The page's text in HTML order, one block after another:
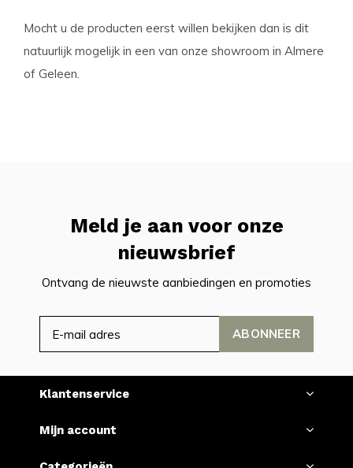
Mocht u de producten eerst willen bekijken dan is dit
natuurlijk mogelijk in een van onze showroom in Almere
of Geleen.
Meld je aan voor onze
nieuwsbrief
Ontvang de nieuwste aanbiedingen en promoties
ABONNEER
Klantenservice
Mijn account